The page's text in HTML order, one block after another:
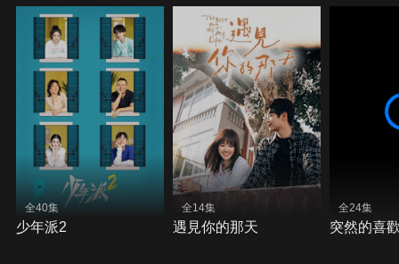
全40集
少年派2
全14集
遇見你的那天
全24集
突然的喜